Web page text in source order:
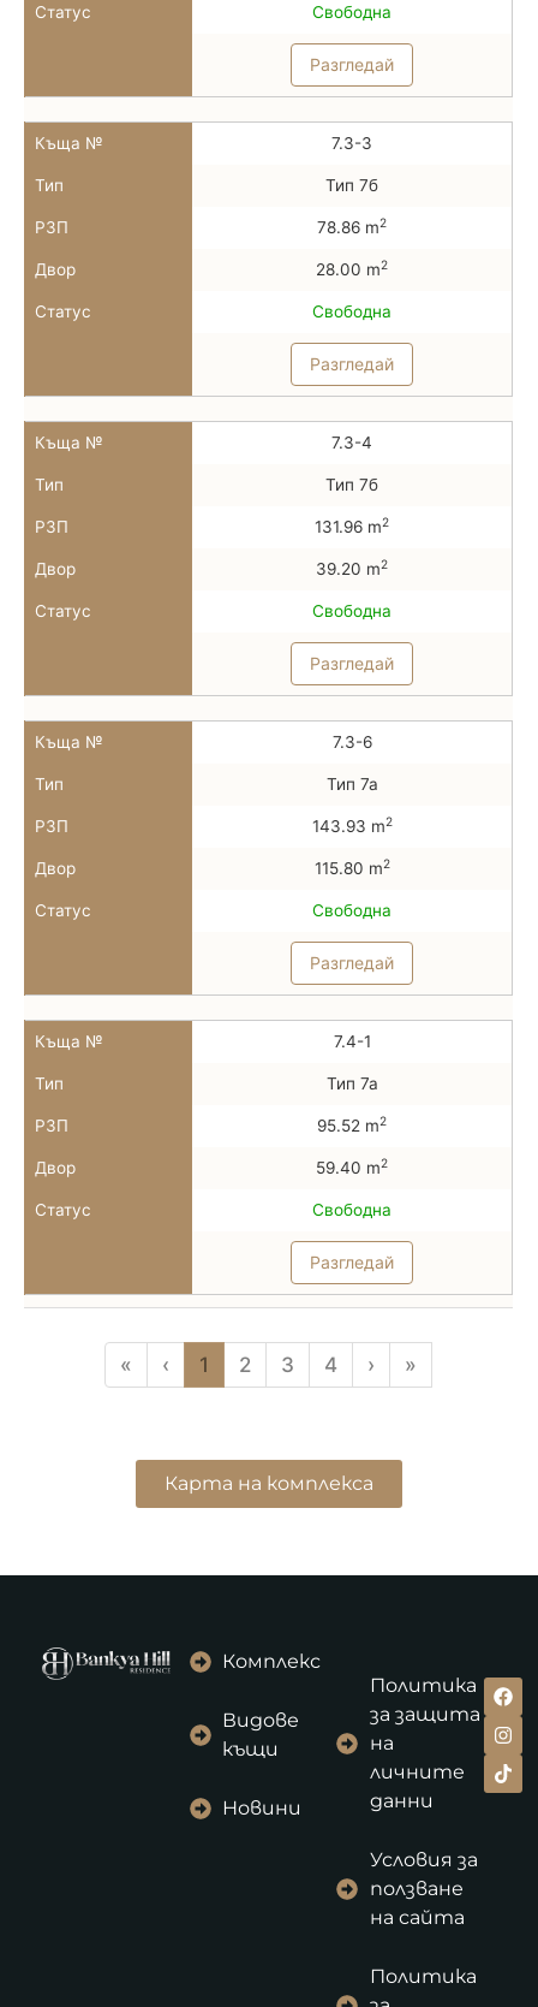
Статус Свободна
Разгледай
Къща № 7.3-3
Тип Тип 7б
РЗП 78.86 m2
Двор 28.00 m2
Статус Свободна
Разгледай
Къща № 7.3-4
Тип Тип 7б
РЗП 131.96 m2
Двор 39.20 m2
Статус Свободна
Разгледай
Къща № 7.3-6
Тип Тип 7а
РЗП 143.93 m2
Двор 115.80 m2
Статус Свободна
Разгледай
Къща № 7.4-1
Тип Тип 7а
РЗП 95.52 m2
Двор 59.40 m2
Статус Свободна
Разгледай
« ‹ 1 2 3 4 › »
Карта на комплекса
Комплекс
Видове
къщи
Новини
Политика
за защита
на
личните
данни
Условия за
ползване
на сайта
Политика